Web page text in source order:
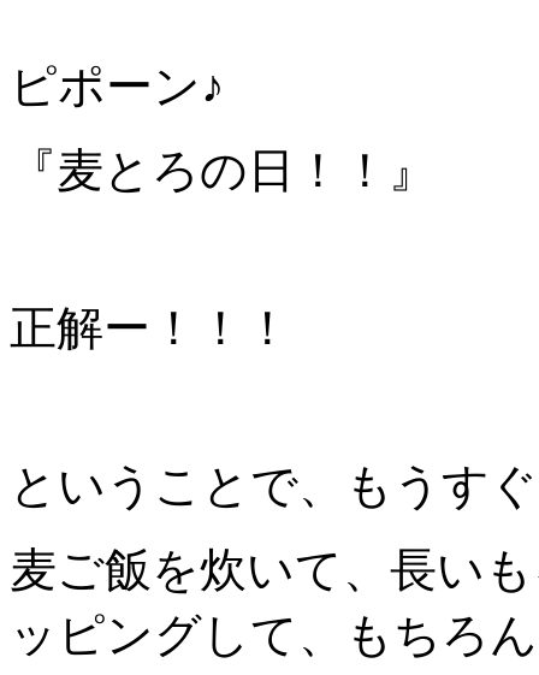
ピポーン♪
『麦とろの日！！』
正解ー！！！
ということで、もうす
麦ご飯を炊いて、長い
ッピングして、もちろ